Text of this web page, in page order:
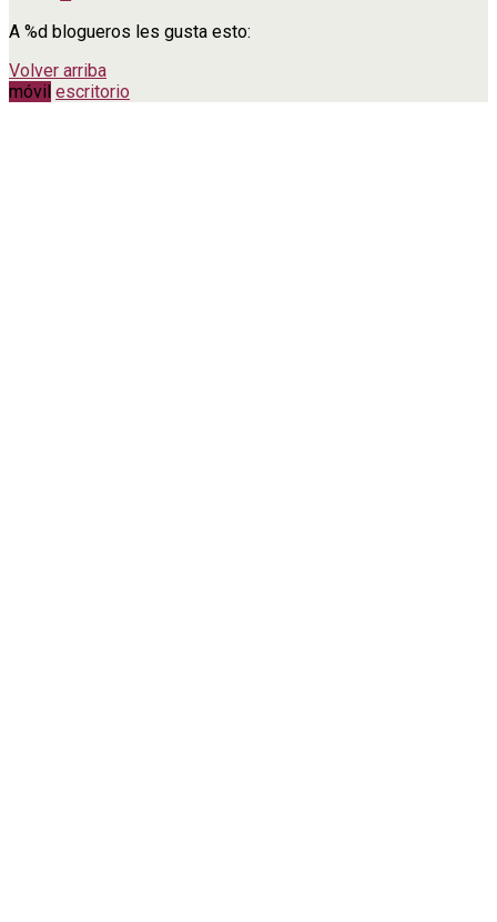
A %d blogueros les gusta esto:
Volver arriba
móvil escritorio